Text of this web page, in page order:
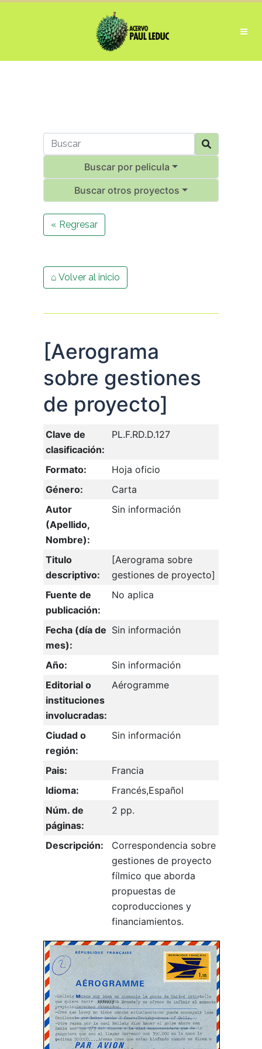
Buscar por pelicula
Buscar otros proyectos
« Regresar
⌂ Volver al inicio
[Aerograma
sobre gestiones
de proyecto]
Clave de
clasificación:
PL.F.RD.D.127
Formato:
Hoja oficio
Género:
Carta
Autor
(Apellido,
Nombre):
Sin información
Titulo
descriptivo:
[Aerograma sobre
gestiones de proyecto]
Fuente de
publicación:
No aplica
Fecha (día de
mes):
Sin información
Año:
Sin información
Editorial o
instituciones
involucradas:
Aérogramme
Ciudad o
región:
Sin información
Pais:
Francia
Idioma:
Francés,Español
Núm. de
páginas:
2 pp.
Descripción:
Correspondencia sobre
gestiones de proyecto
fílmico que aborda
propuestas de
coproducciones y
financiamientos.